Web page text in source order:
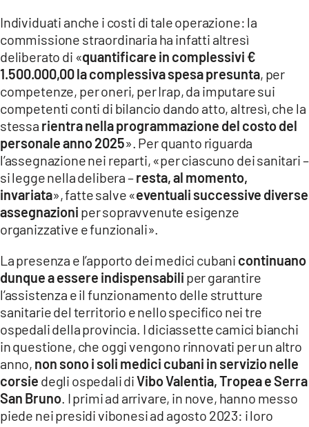
ANDROID
APPLE
Individuati anche i costi di tale operazione: la
commissione straordinaria ha infatti altresì
deliberato di «quantificare in complessivi €
1.500.000,00 la complessiva spesa presunta, per
competenze, per oneri, per Irap, da imputare sui
competenti conti di bilancio dando atto, altresì, che la
stessa rientra nella programmazione del costo del
personale anno 2025». Per quanto riguarda
l’assegnazione nei reparti, «per ciascuno dei sanitari –
si legge nella delibera –resta, al momento,
invariata», fatte salve «eventuali successive diverse
assegnazioni per sopravvenute esigenze
organizzative e funzionali».
La presenza e l’apporto dei medici cubani continuano
dunque a essere indispensabili per garantire
l’assistenza e il funzionamento delle strutture
sanitarie del territorio e nello specifico nei tre
ospedali della provincia. I diciassette camici bianchi
in questione, che oggi vengono rinnovati per un altro
anno, non sono i soli medici cubani in servizio nelle
corsie degli ospedali diVibo Valentia, Tropea e Serra
San Bruno . I primi ad arrivare, in nove, hanno messo
piede nei presidi vibonesi ad agosto 2023: i loro